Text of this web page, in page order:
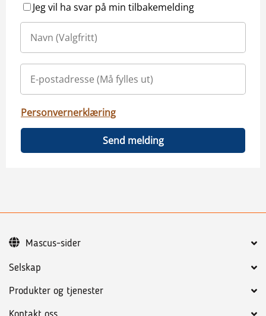
Jeg vil ha svar på min tilbakemelding
Personvernerklæring
Send melding
Selskap
Produkter og tjenester
Mascus-sider